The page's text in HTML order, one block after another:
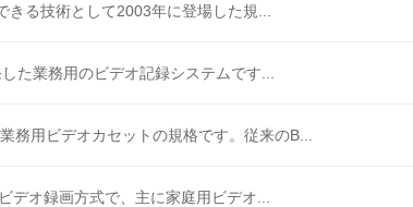
る技術として2003年に登場した規...
た業務用のビデオ記録システムです...
務用ビデオカセットの規格です。従来のB...
オ録画方式で、主に家庭用ビデオ...